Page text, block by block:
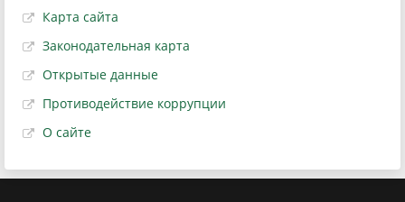
Карта сайта
Законодательная карта
Открытые данные
Противодействие коррупции
О сайте